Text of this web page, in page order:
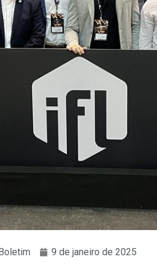
9 de janeiro de 2025